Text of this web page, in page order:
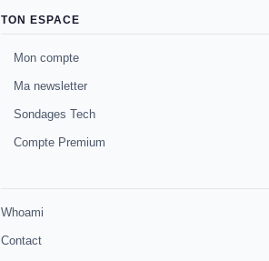
TON ESPACE
Mon compte
Ma newsletter
Sondages Tech
Compte Premium
Whoami
Contact